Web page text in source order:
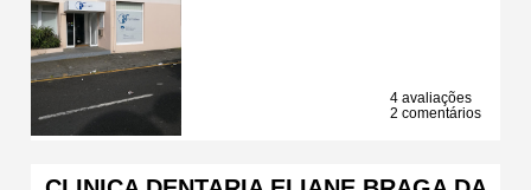
4 avaliações
2 comentários